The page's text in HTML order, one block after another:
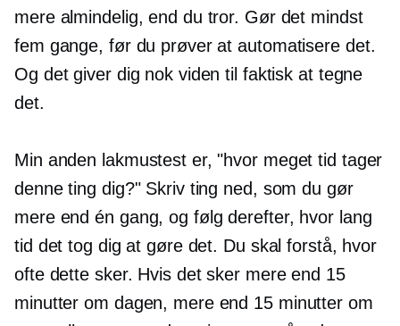
mere almindelig, end du tror. Gør det mindst
fem gange, før du prøver at automatisere det.
Og det giver dig nok viden til faktisk at tegne
det.
Min anden lakmustest er, "hvor meget tid tager
denne ting dig?" Skriv ting ned, som du gør
mere end én gang, og følg derefter, hvor lang
tid det tog dig at gøre det. Du skal forstå, hvor
ofte dette sker. Hvis det sker mere end 15
minutter om dagen, mere end 15 minutter om